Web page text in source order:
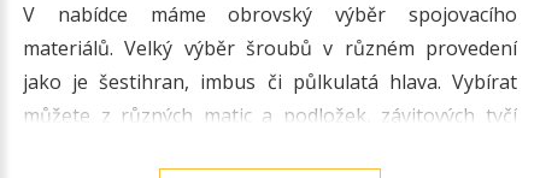
V nabídce máme obrovský výběr spojovacího
materiálů. Velký výběr šroubů v různém provedení
jako je šestihran, imbus či půlkulatá hlava. Vybírat
můžete z různých matic a podložek, závitových tyčí